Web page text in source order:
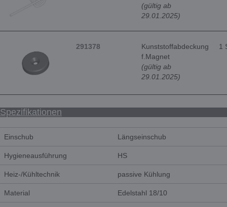
(gültig ab
29.01.2025)
291378
Kunststoffabdeckung
f.Magnet
(gültig ab
29.01.2025)
1
Spezifikationen
Einschub Längseinschub
Hygieneausführung HS
Heiz-/Kühltechnik passive Kühlung
Material Edelstahl 18/10